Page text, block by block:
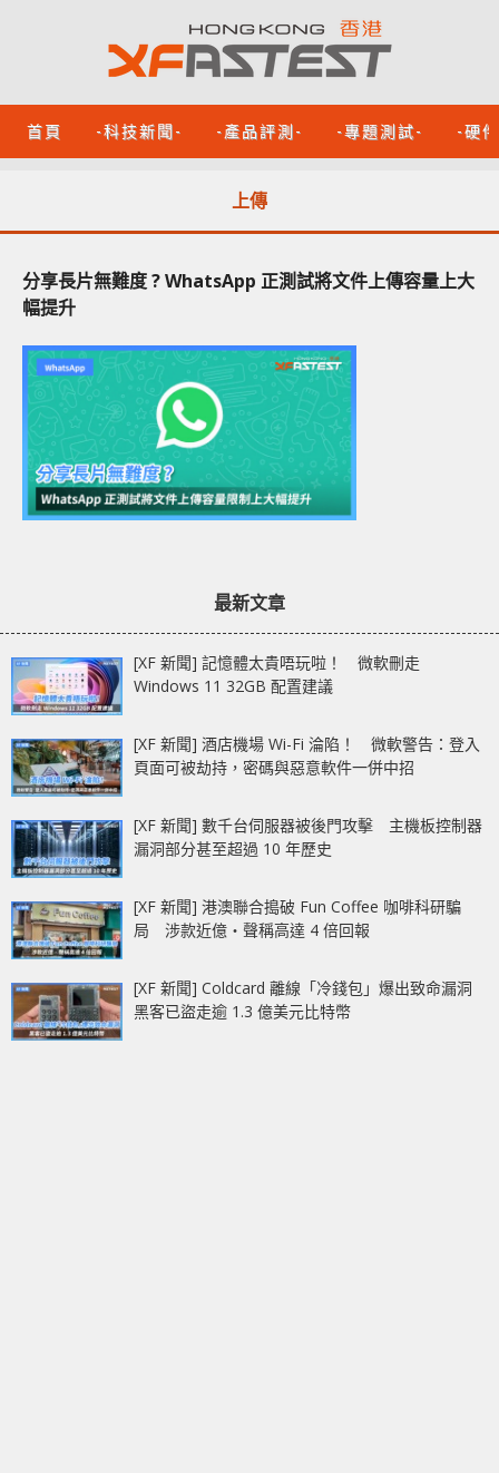
首頁 -科技新聞- -產品評測- -專題測試- -硬
上傳
分享長片無難度 ? WhatsApp 正測試將文件上傳容量上大
幅提升
最新文章
[XF 新聞] 記憶體太貴唔玩啦！ 微軟刪走
Windows 11 32GB 配置建議
[XF 新聞] 酒店機場 Wi-Fi 淪陷！ 微軟警告：登入
頁面可被劫持，密碼與惡意軟件一併中招
[XF 新聞] 數千台伺服器被後門攻擊 主機板控制器
漏洞部分甚至超過 10 年歷史
[XF 新聞] 港澳聯合搗破 Fun Coffee 咖啡科研騙
局 涉款近億‧聲稱高達 4 倍回報
[XF 新聞] Coldcard 離線「冷錢包」爆出致命漏洞
黑客已盜走逾 1.3 億美元比特幣